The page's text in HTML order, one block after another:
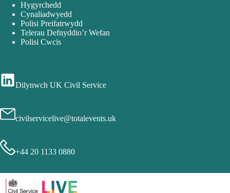
Hygyrchedd
Cynaliadwyedd
Polisi Preifatrwydd
Telerau Defnyddio’r Wefan
Polisi Cwcis
Dilynwch UK Civil Service
civilservicelive@totalevents.uk
+44 20 1133 0880